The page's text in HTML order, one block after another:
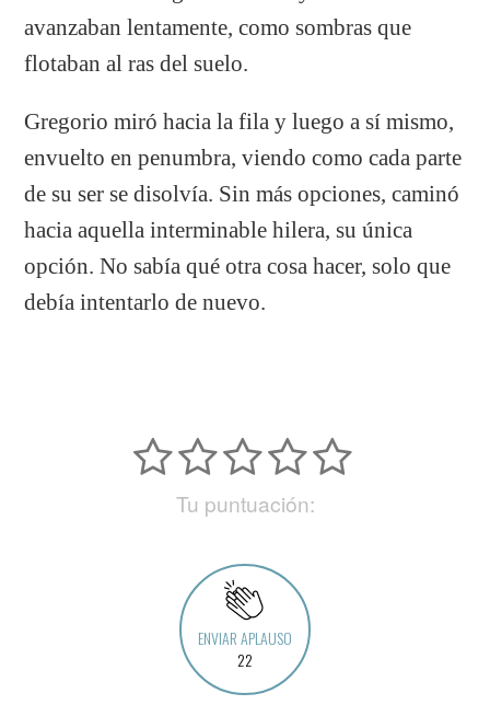
avanzaban lentamente, como sombras que
flotaban al ras del suelo.
Gregorio miró hacia la fila y luego a sí mismo,
envuelto en penumbra, viendo como cada parte
de su ser se disolvía. Sin más opciones, caminó
hacia aquella interminable hilera, su única
opción. No sabía qué otra cosa hacer, solo que
debía intentarlo de nuevo.
Tu puntuación:
ENVIAR APLAUSO
22